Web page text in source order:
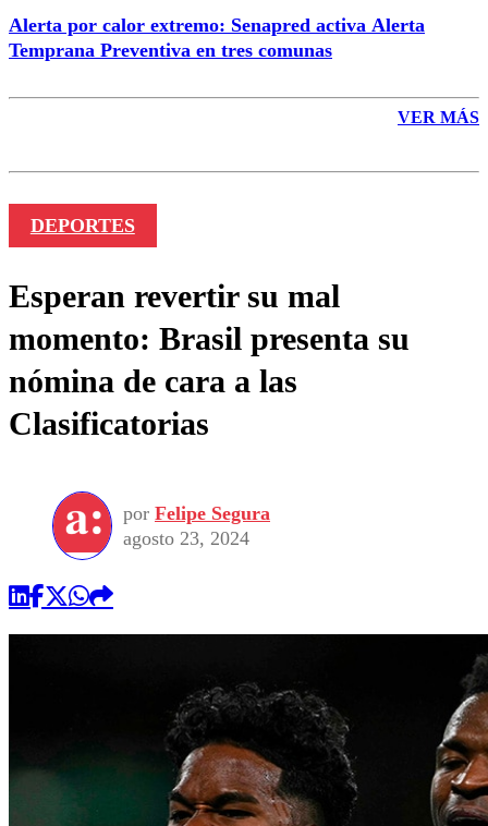
Alerta por calor extremo: Senapred activa Alerta
Temprana Preventiva en tres comunas
VER MÁS
DEPORTES
Esperan revertir su mal
momento: Brasil presenta su
nómina de cara a las
Clasificatorias
por Felipe Segura
agosto 23, 2024